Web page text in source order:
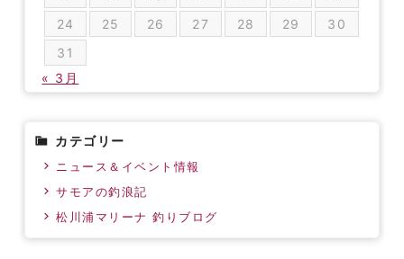
24
25 26 27 28 29
30
31
« 3月
カテゴリー
ニュース＆イベント情報
サモアの釣浪記
松川浦マリーナ 釣りブログ